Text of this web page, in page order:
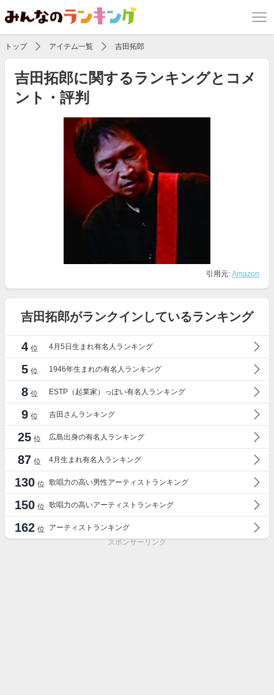
トップ アイテム一覧 吉田拓郎
吉田拓郎に関するランキングとコメ
ント・評判
引用元: Amazon
吉田拓郎がランクインしているランキング
4 位 4月5日生まれ有名人ランキング
5 位 1946年生まれの有名人ランキング
8 位 ESTP（起業家）っぽい有名人ランキング
9 位 吉田さんランキング
25 位 広島出身の有名人ランキング
87 位 4月生まれ有名人ランキング
130 位 歌唱力の高い男性アーティストランキング
150 位 歌唱力の高いアーティストランキング
162 位
アーティストランキング
スポンサーリンク